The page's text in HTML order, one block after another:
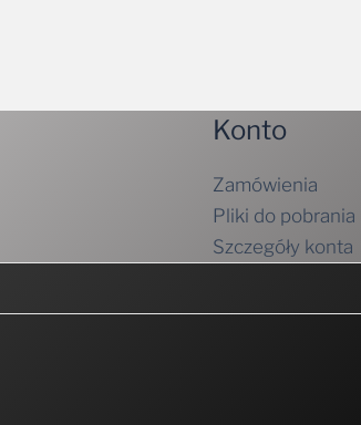
Konto
Zamówienia
Pliki do pobrania
Szczegóły konta